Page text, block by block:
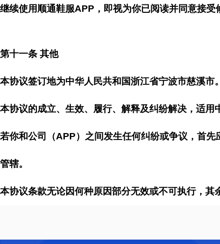
继续使用顺通鞋服APP，即视为你已阅读并同意接受
第十一条 其他
本协议签订地为中华人民共和国浙江省宁波市慈溪市
本协议的成立、生效、履行、解释及纠纷解决，适
若你和公司（APP）之间发生任何纠纷或争议，首
管辖。
本协议条款无论因何种原因部分无效或不可执行，其